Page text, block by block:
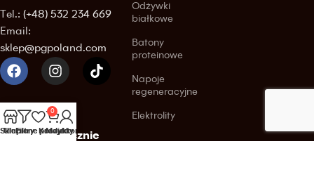
Tel.: (+48) 532 234 669
Email:
sklep@pgpoland.com
Odżywki
białkowe
Batony
proteinowe
Napoje
regeneracyjne
Elektrolity
Kupuj bezpiecznie
SklepFiltry
Ulubione produkty
0
Koszyk
Moje konto